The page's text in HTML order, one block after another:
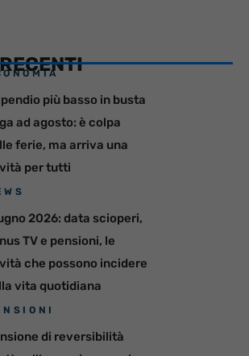
più basso in busta
ad agosto: è colpa
ferie, ma arriva una
per tutti
2026: data scioperi,
TV e pensioni, le
che possono incidere
vita quotidiana
di reversibilità